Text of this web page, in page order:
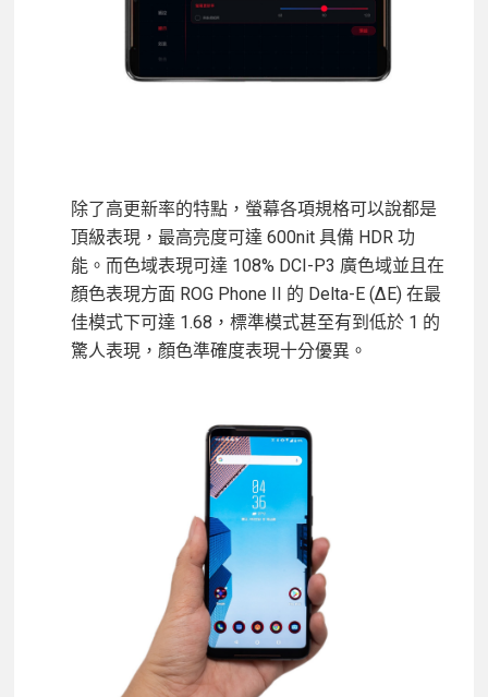
除了高更新率的特點，螢幕各項規格可以說都是
頂級表現，最高亮度可達 600nit 具備 HDR 功
能。而色域表現可達 108% DCI-P3 廣色域並且在
顏色表現方面 ROG Phone II 的 Delta-E (ΔE) 在最
佳模式下可達 1.68，標準模式甚至有到低於 1 的
驚人表現，顏色準確度表現十分優異。